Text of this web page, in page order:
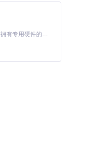
基于Python的Xiaozhi AI，适用于想要完整Xiaozhi体验而无需拥有专用硬件的用户。